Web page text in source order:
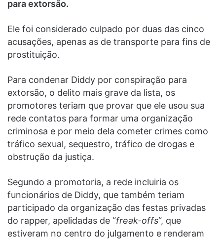
para extorsão.
Ele foi considerado culpado por duas das cinco
acusações, apenas as de transporte para fins de
prostituição.
Para condenar Diddy por conspiração para
extorsão, o delito mais grave da lista, os
promotores teriam que provar que ele usou sua
rede contatos para formar uma organização
criminosa e por meio dela cometer crimes como
tráfico sexual, sequestro, tráfico de drogas e
obstrução da justiça.
Segundo a promotoria, a rede incluiria os
funcionários de Diddy, que também teriam
participado da organização das festas privadas
do rapper, apelidadas de “freak-offs“, que
estiveram no centro do julgamento e renderam